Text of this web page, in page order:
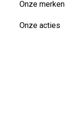
Onze merken
Onze acties